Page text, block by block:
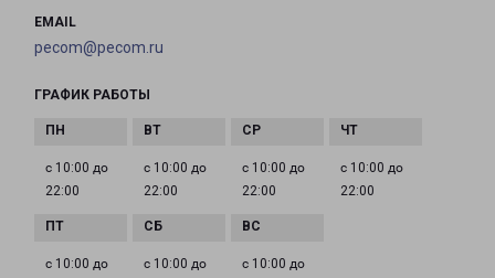
EMAIL
pecom@pecom.ru
ГРАФИК РАБОТЫ
с 10:00 до
22:00
с 10:00 до
22:00
с 10:00 до
22:00
с 10:00 до
22:00
с 10:00 до
с 10:00 до
с 10:00 до